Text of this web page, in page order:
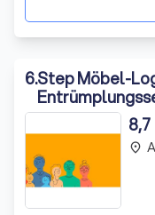
6.Step Möbel-
8,7
place